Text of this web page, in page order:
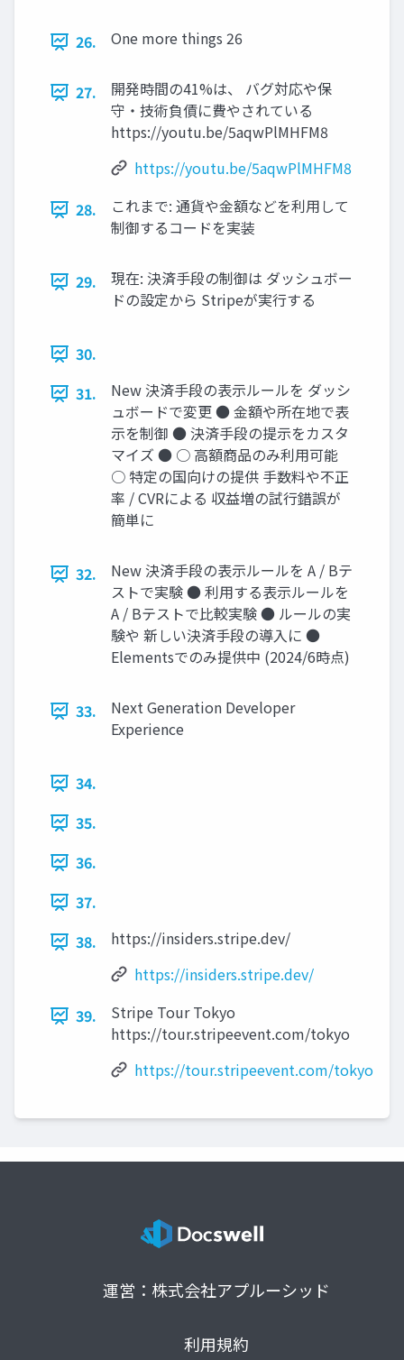
26. One more things 26
27.
開発時間の41%は、 バグ対応や保
守・技術負債に費やされている
https://youtu.be/5aqwPlMHFM8
https://youtu.be/5aqwPlMHFM8
28.
これまで: 通貨や金額などを利用して
制御するコードを実装
29.
現在: 決済手段の制御は ダッシュボー
ドの設定から Stripeが実行する
30.
31.
New 決済手段の表示ルールを ダッシ
ュボードで変更 ● 金額や所在地で表
示を制御 ● 決済手段の提示をカスタ
マイズ ● ○ 高額商品のみ利用可能
○ 特定の国向けの提供 手数料や不正
率 / CVRによる 収益増の試行錯誤が
簡単に
32.
New 決済手段の表示ルールを A / Bテ
ストで実験 ● 利用する表示ルールを
A / Bテストで比較実験 ● ルールの実
験や 新しい決済手段の導入に ●
Elementsでのみ提供中 (2024/6時点)
33.
Next Generation Developer
Experience
34.
35.
36.
37.
38.
https://insiders.stripe.dev/
https://insiders.stripe.dev/
39.
Stripe Tour Tokyo
https://tour.stripeevent.com/tokyo
https://tour.stripeevent.com/tokyo
運営：株式会社アプルーシッド
利用規約